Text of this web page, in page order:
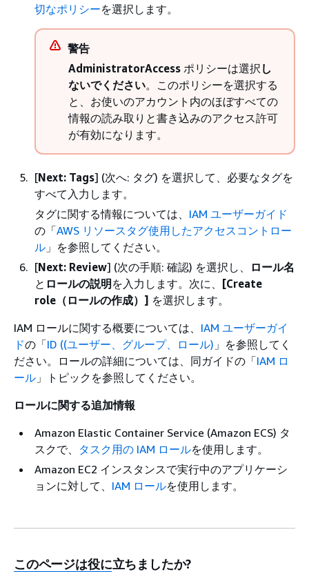
切なポリシーを選択します。
警告
AdministratorAccess ポリシーは選択 し
ないでください。このポリシーを選択する
と、お使いのアカウント内のほぼすべての
情報の読み取りと書き込みのアクセス許可
が有効になります。
[Next: Tags] (次へ: タグ) を選択して、必要なタグを
すべて入力します。
タグに関する情報については、 IAM ユーザーガイド
の「AWS リソースタグ使用したアクセスコントロー
ル 」を参照してください。
[Next: Review] (次の手順: 確認) を選択し、
ロール名
と ロールの説明 を入力します。次に、
[Create
role（ロールの作成）] を選択します。
IAM ロールに関する概要については、 IAM ユーザーガイ
ドの「ID ((ユーザー、グループ、ロール) 」を参照してく
ださい。ロールの詳細については、同ガイドの「IAM ロ
ール 」トピックを参照してください。
ロールに関する追加情報
Amazon Elastic Container Service (Amazon ECS) タ
スクで、 タスク用の IAM ロールを使用します。
Amazon EC2 インスタンスで実行中のアプリケーシ
ョンに対して、 IAM ロールを使用します。
このページは役に立ちましたか?